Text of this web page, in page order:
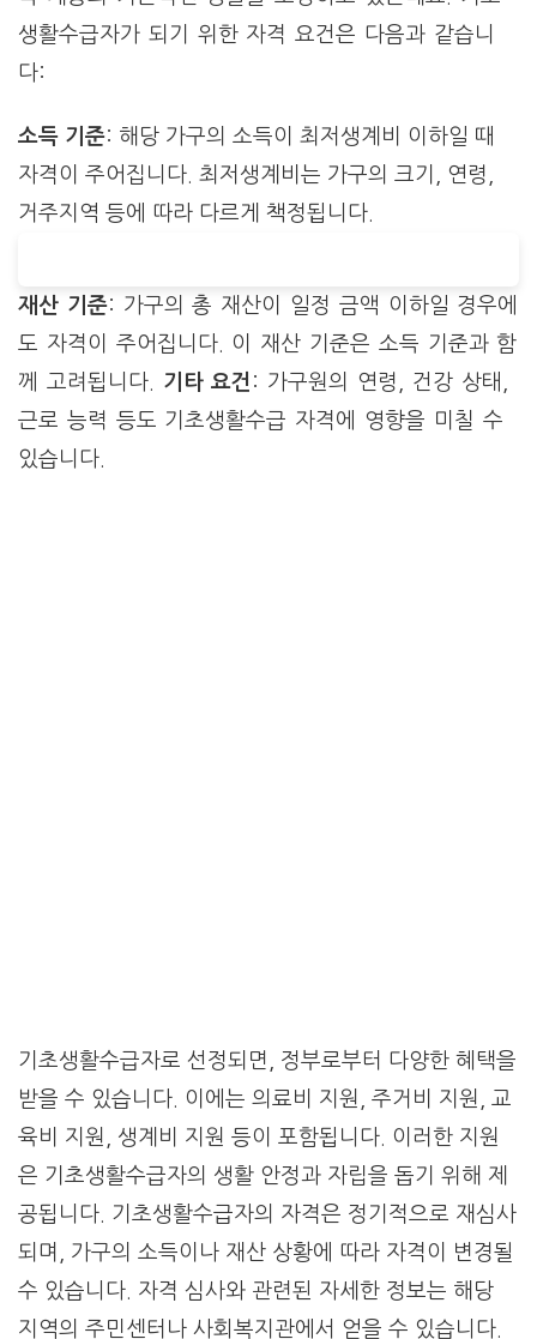
생활수급자가 되기 위한 자격 요건은 다음과 같습니
다:
소득 기준: 해당 가구의 소득이 최저생계비 이하일 때
자격이 주어집니다. 최저생계비는 가구의 크기, 연령,
거주지역 등에 따라 다르게 책정됩니다.
재산 기준: 가구의 총 재산이 일정 금액 이하일 경우에
도 자격이 주어집니다. 이 재산 기준은 소득 기준과 함
께 고려됩니다. 기타 요건 : 가구원의 연령, 건강 상태,
근로 능력 등도 기초생활수급 자격에 영향을 미칠 수
있습니다.
기초생활수급자로 선정되면, 정부로부터 다양한 혜택을
받을 수 있습니다. 이에는 의료비 지원, 주거비 지원, 교
육비 지원, 생계비 지원 등이 포함됩니다. 이러한 지원
은 기초생활수급자의 생활 안정과 자립을 돕기 위해 제
공됩니다. 기초생활수급자의 자격은 정기적으로 재심사
되며, 가구의 소득이나 재산 상황에 따라 자격이 변경될
수 있습니다. 자격 심사와 관련된 자세한 정보는 해당
지역의 주민센터나 사회복지관에서 얻을 수 있습니다.